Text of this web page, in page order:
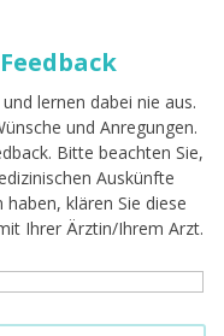
lernen dabei nie aus.
und Anregungen.
Bitte beachten Sie,
Auskünfte
klären Sie diese
Ihrer Ärztin/Ihrem Arzt.